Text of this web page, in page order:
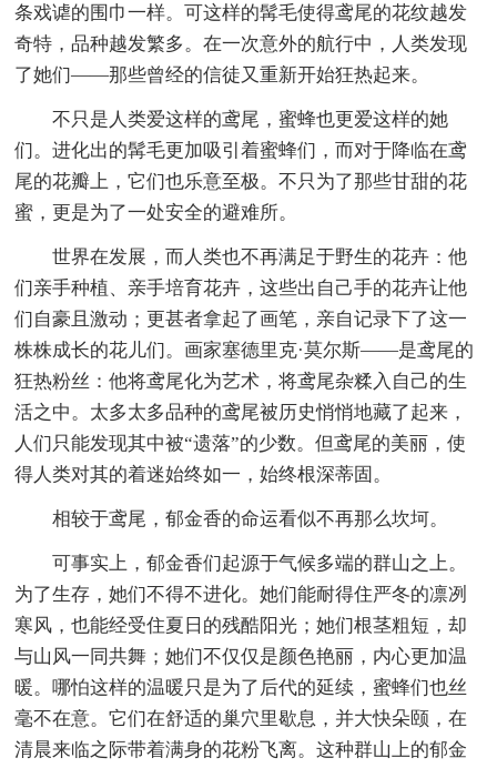
条戏谑的围巾一样。可这样的髯毛使得鸢尾的花纹越发
奇特，品种越发繁多。在一次意外的航行中，人类发现
了她们——那些曾经的信徒又重新开始狂热起来。
不只是人类爱这样的鸢尾，蜜蜂也更爱这样的她
们。进化出的髯毛更加吸引着蜜蜂们，而对于降临在鸢
尾的花瓣上，它们也乐意至极。不只为了那些甘甜的花
蜜，更是为了一处安全的避难所。
世界在发展，而人类也不再满足于野生的花卉：他
们亲手种植、亲手培育花卉，这些出自己手的花卉让他
们自豪且激动；更甚者拿起了画笔，亲自记录下了这一
株株成长的花儿们。画家塞德里克·莫尔斯——是鸢尾的
狂热粉丝：他将鸢尾化为艺术，将鸢尾杂糅入自己的生
活之中。太多太多品种的鸢尾被历史悄悄地藏了起来，
人们只能发现其中被“遗落”的少数。但鸢尾的美丽，使
得人类对其的着迷始终如一，始终根深蒂固。
相较于鸢尾，郁金香的命运看似不再那么坎坷。
可事实上，郁金香们起源于气候多端的群山之上。
为了生存，她们不得不进化。她们能耐得住严冬的凛冽
寒风，也能经受住夏日的残酷阳光；她们根茎粗短，却
与山风一同共舞；她们不仅仅是颜色艳丽，内心更加温
暖。哪怕这样的温暖只是为了后代的延续，蜜蜂们也丝
毫不在意。它们在舒适的巢穴里歇息，并大快朵颐，在
清晨来临之际带着满身的花粉飞离。这种群山上的郁金